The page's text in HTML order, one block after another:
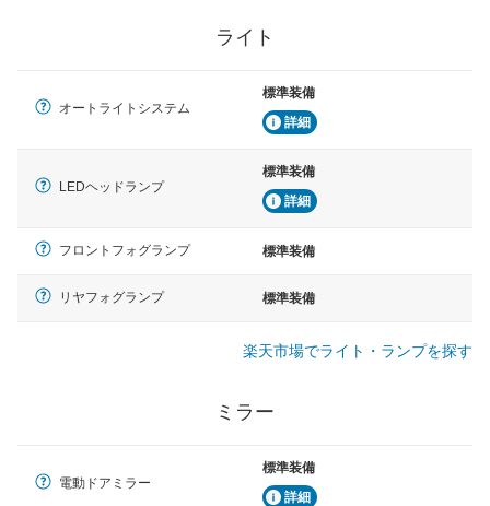
ライト
オートライトシステム
標準装備
詳細
LEDヘッドランプ
標準装備
詳細
フロントフォグランプ 標準装備
リヤフォグランプ 標準装備
楽天市場でライト・ランプを探す
ミラー
電動ドアミラー
標準装備
詳細